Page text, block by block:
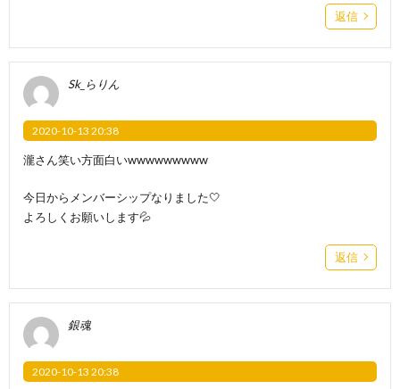
返信
Sk_らりん
2020-10-13 20:38
瀧さん笑い方面白いwwwwwwwww
今日からメンバーシップなりました🤍
よろしくお願いします💦
返信
銀魂
2020-10-13 20:38